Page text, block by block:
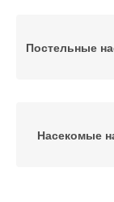
Постельные
Насекомые